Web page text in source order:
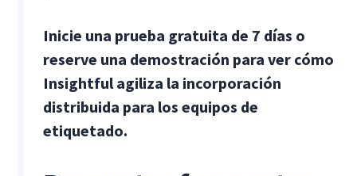
Inicie una prueba gratuita de 7 días o
reserve una demostración para ver cómo
Insightful agiliza la incorporación
distribuida para los equipos de
etiquetado.